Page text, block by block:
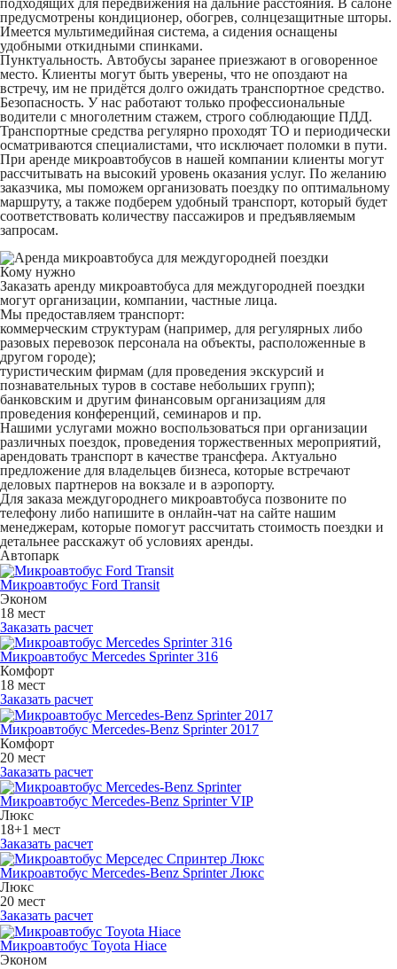
предусмотрены кондиционер, обогрев, солнцезащитные шторы.
Имеется мультимедийная система, а сидения оснащены
удобными откидными спинками.
Пунктуальность. Автобусы заранее приезжают в оговоренное
место. Клиенты могут быть уверены, что не опоздают на
встречу, им не придётся долго ожидать транспортное средство.
Безопасность. У нас работают только профессиональные
водители с многолетним стажем, строго соблюдающие ПДД.
Транспортные средства регулярно проходят ТО и периодически
осматриваются специалистами, что исключает поломки в пути.
При аренде микроавтобусов в нашей компании клиенты могут
рассчитывать на высокий уровень оказания услуг. По желанию
заказчика, мы поможем организовать поездку по оптимальному
маршруту, а также подберем удобный транспорт, который будет
соответствовать количеству пассажиров и предъявляемым
запросам.
Кому нужно
Заказать аренду микроавтобуса для междугородней поездки
могут организации, компании, частные лица.
Мы предоставляем транспорт:
коммерческим структурам (например, для регулярных либо
разовых перевозок персонала на объекты, расположенные в
другом городе);
туристическим фирмам (для проведения экскурсий и
познавательных туров в составе небольших групп);
банковским и другим финансовым организациям для
проведения конференций, семинаров и пр.
Нашими услугами можно воспользоваться при организации
различных поездок, проведения торжественных мероприятий,
арендовать транспорт в качестве трансфера. Актуально
предложение для владельцев бизнеса, которые встречают
деловых партнеров на вокзале и в аэропорту.
Для заказа междугороднего микроавтобуса позвоните по
телефону либо напишите в онлайн-чат на сайте нашим
менеджерам, которые помогут рассчитать стоимость поездки и
детальнее расскажут об условиях аренды.
Автопарк
Микроавтобус Ford Transit
Эконом
18 мест
Заказать расчет
Микроавтобус Mercedes Sprinter 316
Комфорт
18 мест
Заказать расчет
Микроавтобус Mercedes-Benz Sprinter 2017
Комфорт
20 мест
Заказать расчет
Микроавтобус Mercedes-Benz Sprinter VIP
Люкс
18+1 мест
Заказать расчет
Микроавтобус Mercedes-Benz Sprinter Люкс
Люкс
20 мест
Заказать расчет
Микроавтобус Toyota Hiace
Эконом